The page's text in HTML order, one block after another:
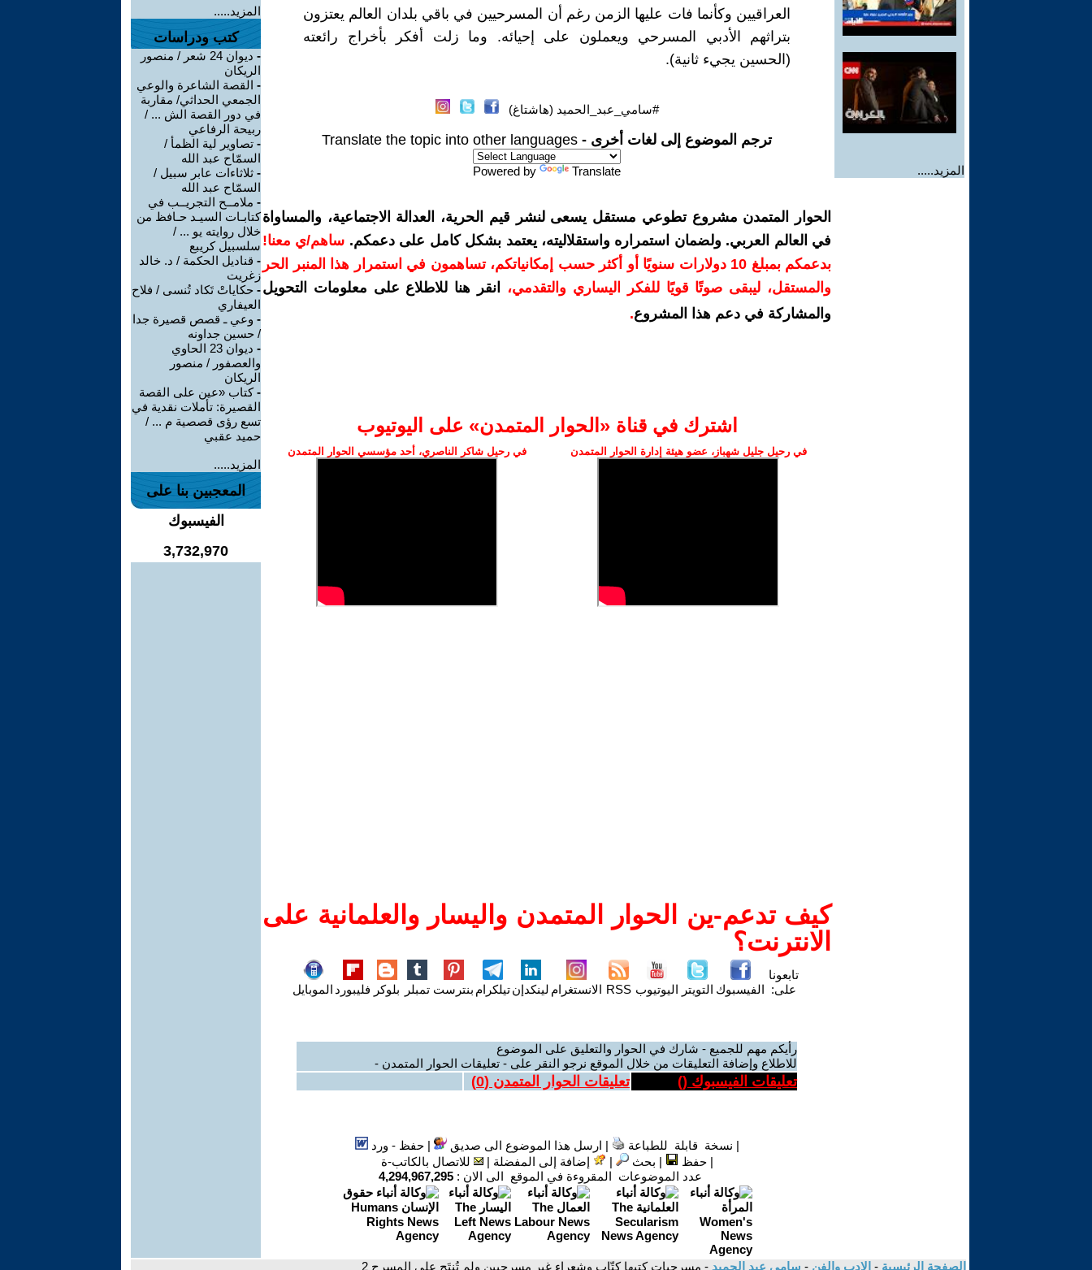
المزيد.....
العراقيين وكأنما فات عليها الزمن رغم أن المسرحيين في باقي بلدان العالم يعتزون
بتراثهم الأدبي المسرحي ويعملون على إحيائه. وما زلت أفكر بأخراج رائعته
(الحسين يجيء ثانية).
#سامي_عبد_الحميد (هاشتاغ)
ترجم الموضوع إلى لغات أخرى - Translate the topic into other languages
Powered by Translate
الحوار المتمدن مشروع تطوعي مستقل يسعى لنشر قيم الحرية، العدالة الاجتماعية، والمساواة
في العالم العربي. ولضمان استمراره واستقلاليته، يعتمد بشكل كامل على دعمكم. ساهم/ي معنا!
بدعمكم بمبلغ 10 دولارات سنويًا أو أكثر حسب إمكانياتكم، تساهمون في استمرار هذا المنبر الحر
والمستقل، ليبقى صوتًا قويًا للفكر اليساري والتقدمي،
انقر هنا للاطلاع على معلومات التحويل
والمشاركة في دعم هذا المشروع.
اشترك في قناة ‫«الحوار المتمدن» على اليوتيوب
في رحيل جليل شهباز، عضو هيئة إدارة الحوار المتمدن في رحيل شاكر الناصري، أحد مؤسسي الحوار المتمدن
كيف تدعم-ين الحوار المتمدن واليسار والعلمانية على
الانترنت؟
تابعونا
على: الفيسبوك التويتر اليوتيوب RSS الانستغرام لينكدإنتيلكرام بنترست تمبلر بلوكر فليبورد الموبايل
رأيكم مهم للجميع - شارك في الحوار والتعليق على الموضوع
للاطلاع وإضافة التعليقات من خلال الموقع نرجو النقر على - تعليقات الحوار المتمدن -
تعليقات الفيسبوك () تعليقات الحوار المتمدن (0
)
| نسخة قابلة للطباعة | ارسل هذا الموضوع الى صديق |حفظ - ورد
|حفظ | بحث | إضافة إلى المفضلة |
للاتصال بالكاتب-ة
عدد الموضوعات المقروءة في الموقع الى الان : 4,294,967,295
المزيد.....
كتب ودراسات
-
ديوان 24 شعر / منصور
الريكان
- القصة الشاعرة والوعي
الجمعي الحداثي/ مقاربة
في دور القصة الش ... /
ربيحة الرفاعي
- تصاوير لية الظمأ /
السمّاح عبد الله
- ثلاثاءات عابر سبيل /
السمّاح عبد الله
- ملامــح التجريــب في
كتابـات السيـد حـافظ من
خلال روايته يو ... /
سلسبيل كريبع
- قناديل الحكمة / د. خالد
زغريت
- حكاياتْ تَكاد تُنسى / فلاح
العيفاري
- وعي ـ قصص قصيرة جدا
/ حسين جداونه
-
ديوان 23 الحاوي
والعصفور / منصور
الريكان
-كتاب «عين على القصة
القصيرة: تأملات نقدية في
تسع رؤى قصصية م ... /
حميد عقبي
المزيد.....
المعجبين بنا على
الفيسبوك
3,732,970
الصفحة الرئيسية - الادب والفن - سامي عبد الحميد - مسرحيات كتبها كتّاب وشعراء غير مسرحيين ولم تُنتَج على المسرح 2